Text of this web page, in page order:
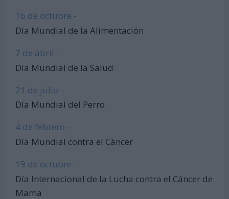
16 de octubre -
Día Mundial de la Alimentación
7 de abril -
Día Mundial de la Salud
21 de julio -
Día Mundial del Perro
4 de febrero -
Día Mundial contra el Cáncer
19 de octubre -
Día Internacional de la Lucha contra el Cáncer de
Mama